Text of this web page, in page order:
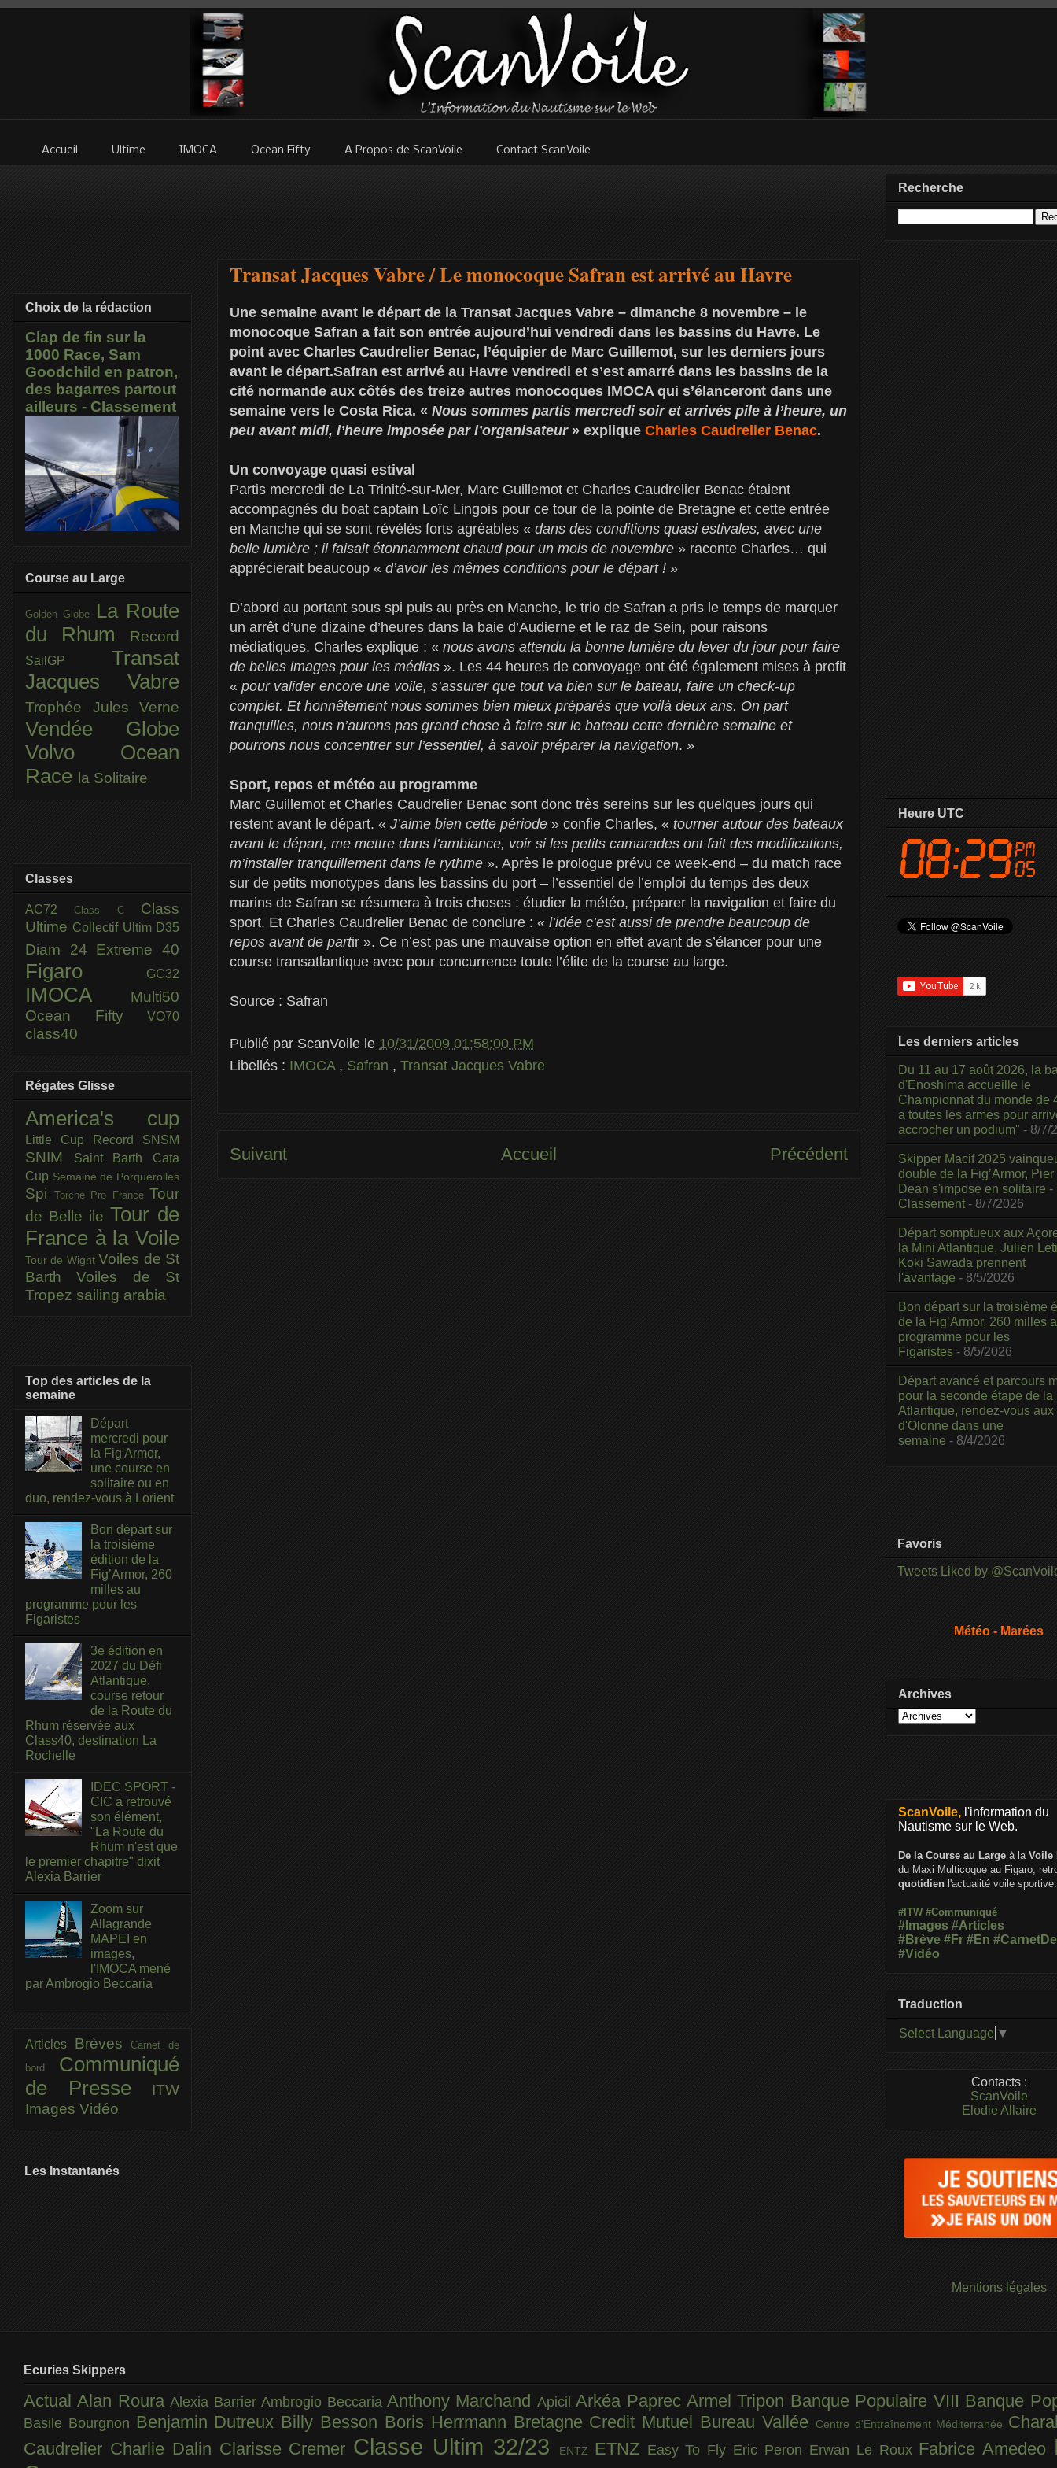
Accueil Ultime IMOCA Ocean Fifty A Propos de ScanVoile Contact ScanVoile
Transat Jacques Vabre / Le monocoque Safran est arrivé au Havre
Une semaine avant le départ de la Transat Jacques Vabre – dimanche 8 novembre – le
monocoque Safran a fait son entrée aujourd’hui vendredi dans les bassins du Havre. Le
point avec Charles Caudrelier Benac, l’équipier de Marc Guillemot, sur les derniers jours
avant le départ.Safran est arrivé au Havre vendredi et s’est amarré dans les bassins de la
cité normande aux côtés des treize autres monocoques IMOCA qui s’élanceront dans une
semaine vers le Costa Rica. « Nous sommes partis mercredi soir et arrivés pile à l’heure, un
peu avant midi, l’heure imposée par l’organisateur» explique Charles Caudrelier Benac.
Un convoyage quasi estival
Partis mercredi de La Trinité-sur-Mer, Marc Guillemot et Charles Caudrelier Benac étaient
accompagnés du boat captain Loïc Lingois pour ce tour de la pointe de Bretagne et cette entrée
en Manche qui se sont révélés forts agréables « dans des conditions quasi estivales, avec une
belle lumière ; il faisait étonnamment chaud pour un mois de novembre » raconte Charles… qui
apprécierait beaucoup « d’avoir les mêmes conditions pour le départ ! »
D’abord au portant sous spi puis au près en Manche, le trio de Safran a pris le temps de marquer
un arrêt d’une dizaine d’heures dans la baie d’Audierne et le raz de Sein, pour raisons
médiatiques. Charles explique : « nous avons attendu la bonne lumière du lever du jour pour faire
de belles images pour les médias ». Les 44 heures de convoyage ont été également mises à profit
« pour valider encore une voile, s’assurer que tout va bien sur le bateau, faire un check-up
complet. Et honnêtement nous sommes bien mieux préparés que voilà deux ans. On part
tranquilles, nous n’aurons pas grand chose à faire sur le bateau cette dernière semaine et
pourrons nous concentrer sur l’essentiel, à savoir préparer la navigation. »
Sport, repos et météo au programme
Marc Guillemot et Charles Caudrelier Benac sont donc très sereins sur les quelques jours qui
restent avant le départ. « J’aime bien cette période » confie Charles, « tourner autour des bateaux
avant le départ, me mettre dans l’ambiance, voir si les petits camarades ont fait des modifications,
m’installer tranquillement dans le rythme ». Après le prologue prévu ce week-end – du match race
sur de petits monotypes dans les bassins du port – l’essentiel de l’emploi du temps des deux
marins de Safran se résumera à trois choses : étudier la météo, préparer la navigation et faire du
sport. Et Charles Caudrelier Benac de conclure : « l’idée c’est aussi de prendre beaucoup de
repos avant de partir ». Ce n’est pas une mauvaise option en effet avant de s’élancer pour une
course transatlantique avec pour concurrence toute l’élite de la course au large.
Source : Safran
Publié par ScanVoile le 10/31/2009 01:58:00 PM
Libellés : IMOCA , Safran , Transat Jacques Vabre
Suivant Précédent
Accueil
Choix de la rédaction
Clap de fin sur la
1000 Race, Sam
Goodchild en patron,
des bagarres partout
ailleurs - Classement
Course au Large
Golden Globe
La Route
du Rhum
Record
SailGP Transat
Jacques Vabre
Trophée Jules Verne
Vendée Globe
Volvo Ocean
Race la Solitaire
Classes
AC72Class C Class
Ultime Collectif Ultim D35
Diam 24 Extreme 40
Figaro GC32
IMOCA
Multi50
Ocean Fifty
VO70
class40
Régates Glisse
America's cup
Little Cup Record SNSM
SNIM
Saint Barth Cata
Cup Semaine de Porquerolles
Spi Torche Pro France Tour
de Belle ile Tour de
France à la Voile
Tour de Wight Voiles de St
BarthVoiles de St
Tropez sailing arabia
Top des articles de la
semaine
Départ
mercredi pour
la Fig'Armor,
une course en
solitaire ou en
duo, rendez-vous à Lorient
Bon départ sur
la troisième
édition de la
Fig’Armor, 260
milles au
programme pour les
Figaristes
3e édition en
2027 du Défi
Atlantique,
course retour
de la Route du
Rhum réservée aux
Class40, destination La
Rochelle
IDEC SPORT -
CIC a retrouvé
son élément,
"La Route du
Rhum n'est que
le premier chapitre" dixit
Alexia Barrier
Zoom sur
Allagrande
MAPEI en
images,
l'IMOCA mené
par Ambrogio Beccaria
Articles BrèvesCarnet de
bord Communiqué
de Presse
ITW
Images Vidéo
Les Instantanés
Recherche
Heure UTC
Les derniers articles
Du 11 au 17 août 2026, la
d'Enoshima accueille le
Championnat du monde de
a toutes les armes pour
accrocher un podium" - 8/7/
Skipper Macif 2025
double de la Fig’Armor,
Dean s'impose en solitaire -
Classement - 8/7/2026
Départ somptueux aux
la Mini Atlantique, Julien
Koki Sawada prennent
l'avantage - 8/5/2026
Bon départ sur la troisième
de la Fig’Armor, 260 milles
programme pour les
Figaristes - 8/5/2026
Départ avancé et parcours
pour la seconde étape de la
Atlantique, rendez-vous
d'Olonne dans une
semaine - 8/4/2026
Favoris
Tweets Liked by
Météo - Marées
Archives
ScanVoile, l'information du
Nautisme sur le Web.
De la Course au Large à la Voile
du Maxi Multicoque au Figaro,
quotidien l'actualité voile sportive.
#ITW #Communiqué
#Images #Articles
#Brève #Fr #En
#Vidéo
Traduction
Select Language ▼
Contacts :
ScanVoile
Elodie Allaire
Mentions légales
Ecuries Skippers
ActualAlan RouraAlexia BarrierAmbrogio Beccaria Anthony Marchand ApicilArkéa PaprecArmel Tripon Banque Populaire VIII Banque
Basile Bourgnon Benjamin Dutreux Billy Besson Boris Herrmann Bretagne Credit Mutuel Bureau Vallée Centre d'Entraînement Méditerranée
Caudrelier Charlie Dalin Clarisse Cremer Classe Ultim 32/23 ENTZ ETNZ Easy To Fly Eric Peron Erwan Le Roux Fabrice Amedeo